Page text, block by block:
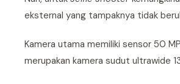
eksternal yang tampaknya tidak
Kamera utama memiliki sensor 50
merupakan kamera sudut ultrawide